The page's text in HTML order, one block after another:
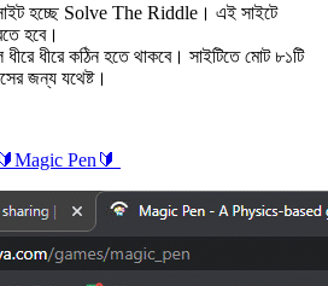
হচ্ছে Solve The Riddle। এই সাইটে
হবে।
ধীরে কঠিন হতে থাকবে। সাইটিতে মোট ৮১টি
জন্য যথেষ্ট।
🔰Magic Pen 🔰